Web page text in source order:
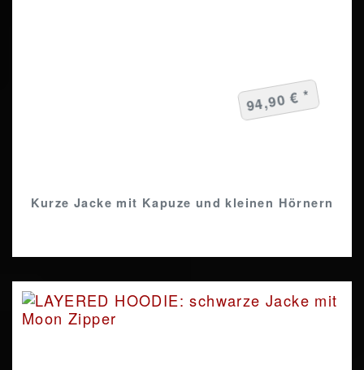
Kurze Jacke mit Kapuze und kleinen Hörnern
94,90 € *